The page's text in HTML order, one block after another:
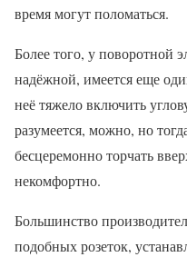
время могут поломаться.
Более того, у поворотной
надёжной, имеется еще
неё тяжело включить
разумеется, можно, но
бесцеремонно торчать
некомфортно.
Большинство
подобных розеток,